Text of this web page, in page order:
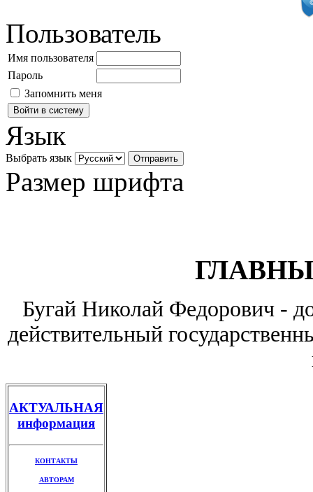
Пользователь
Имя пользователя
Пароль
Запомнить меня
Язык
Выбрать язык
Размер шрифта
Бугай Николай Федорович -
действительный
АКТУАЛЬНАЯ
информация
КОНТАКТЫ
АВТОРАМ